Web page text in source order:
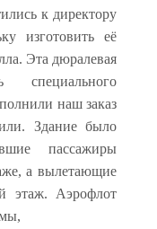
к директору
изготовить её
Эта дюралевая
наш заказ
Здание было
пассажиры
а вылетающие
этаж. Аэрофлот